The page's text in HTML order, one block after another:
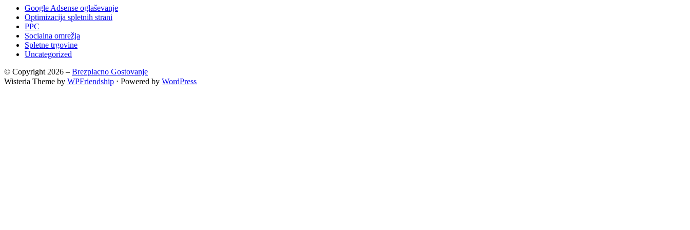
Google Adsense oglaševanje
Optimizacija spletnih strani
PPC
Socialna omrežja
Spletne trgovine
Uncategorized
© Copyright 2026 – Brezplacno Gostovanje
Wisteria Theme by WPFriendship ⋅ Powered by WordPress